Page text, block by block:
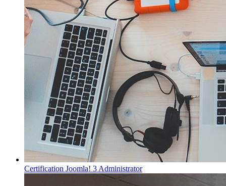
Certification Joomla! 3 Administrator